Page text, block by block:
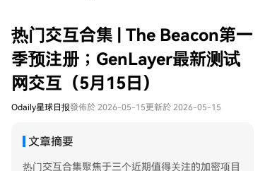
热门交互合集 | The Beacon第一
季预注册；GenLayer最新测试
网交互（5月15日）
Odaily星球日报發佈於 2026-05-15更新於 2026-05-15
文章摘要
热门交互合集聚焦于三个近期值得关注的加密项目